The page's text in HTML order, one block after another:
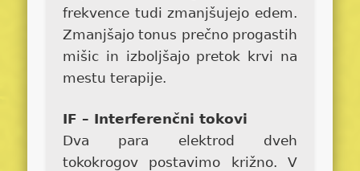
frekvence tudi zmanjšujejo edem.
Zmanjšajo tonus prečno progastih
mišic in izboljšajo pretok krvi na
mestu terapije.
IF – Interferenčni tokovi
Dva para elektrod dveh
tokokrogov postavimo križno. V